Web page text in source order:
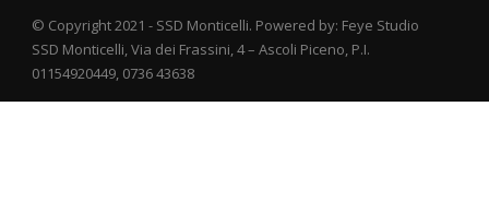
© Copyright 2021 - SSD Monticelli. Powered by: Feye Studio
SSD Monticelli, Via dei Frassini, 4 – Ascoli Piceno, P.I.
01154920449, 0736 43638